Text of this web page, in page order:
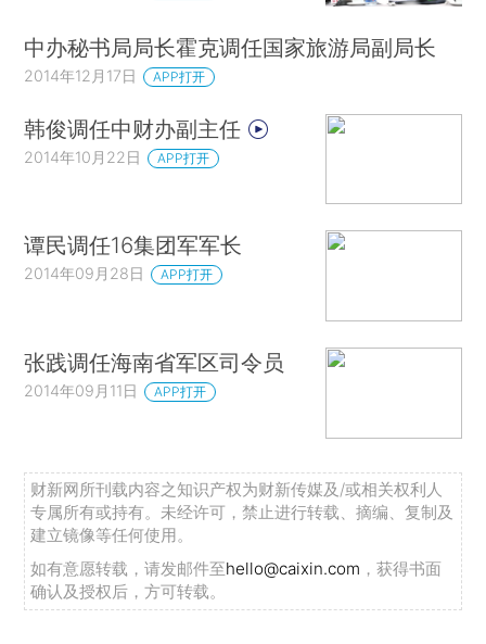
中办秘书局局长霍克调任国家旅游局副局长
2014年12月17日 APP打开
韩俊调任中财办副主任
2014年10月22日 APP打开
谭民调任16集团军军长
2014年09月28日 APP打开
张践调任海南省军区司令员
2014年09月11日 APP打开
财新网所刊载内容之知识产权为财新传媒及/或相关权利人
专属所有或持有。未经许可，禁止进行转载、摘编、复制及
建立镜像等任何使用。
如有意愿转载，请发邮件至hello@caixin.com ，获得书面
确认及授权后，方可转载。